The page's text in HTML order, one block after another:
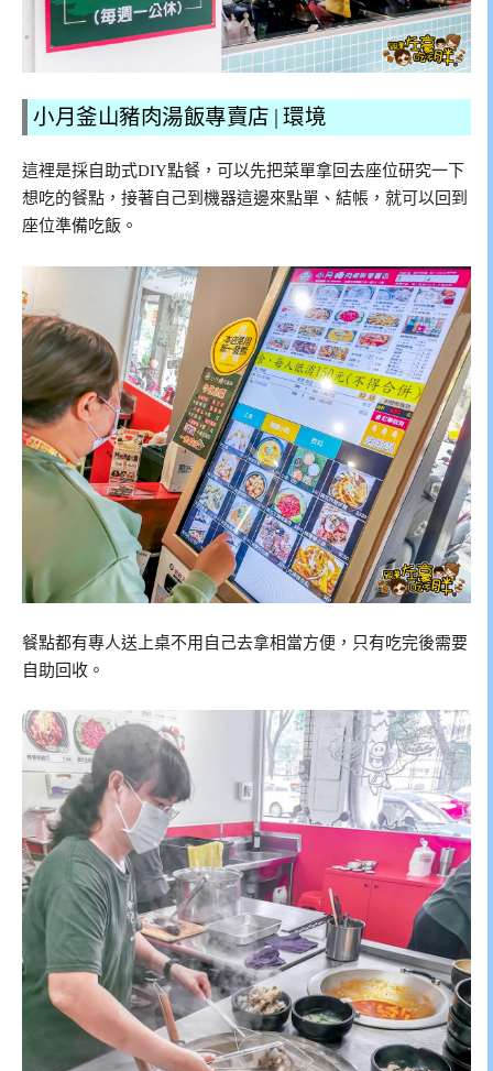
小月釜山豬肉湯飯專賣店 | 環境
這裡是採自助式DIY點餐，可以先把菜單拿回去座位研究一下
想吃的餐點，接著自己到機器這邊來點單、結帳，就可以回到
座位準備吃飯。
餐點都有專人送上桌不用自己去拿相當方便，只有吃完後需要
自助回收。